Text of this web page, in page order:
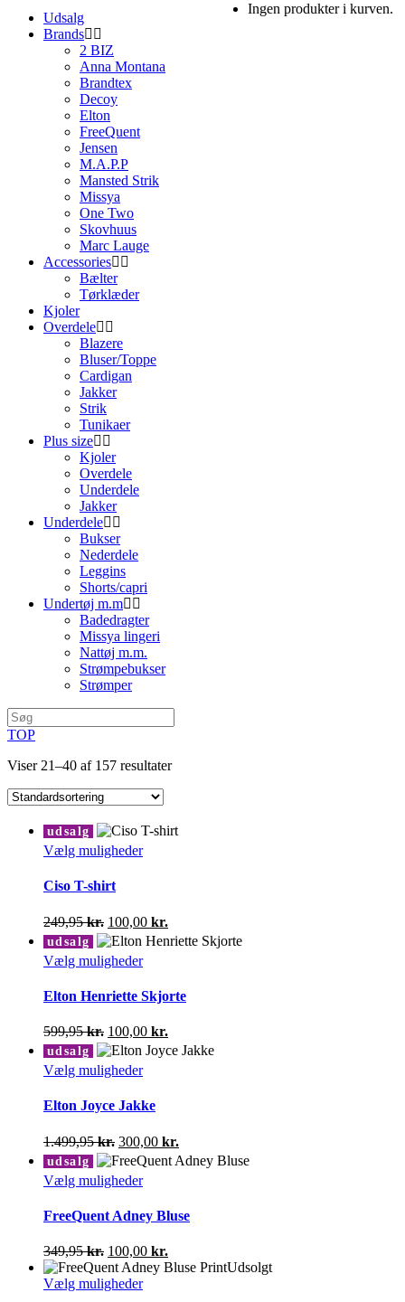
Ingen produkter i kurven.
Udsalg
Brands
2 BIZ
Anna Montana
Brandtex
Decoy
Elton
FreeQuent
Jensen
M.A.P.P
Mansted Strik
Missya
One Two
Skovhuus
Marc Lauge
Accessories
Bælter
Tørklæder
Kjoler
Overdele
Blazere
Bluser/Toppe
Cardigan
Jakker
Strik
Tunikaer
Plus size
Kjoler
Overdele
Underdele
Jakker
Underdele
Bukser
Nederdele
Leggins
Shorts/capri
Undertøj m.m
Badedragter
Missya lingeri
Nattøj m.m.
Strømpebukser
Strømper
TOP
Viser 21–40 af 157 resultater
udsalg
Vælg mulighederDette
varianter.
Mulighederne
kan
vælges
varesiden
Ciso T-shirt
249,95kr. Den
oprindelige
pris
var:
100,00 kr.
aktuelle
udsalg
Vælg mulighederDette
har
flere
varianter.
Mulighederne
kan
vælges
varesiden
Elton Henriette Skjorte
599,95kr. Den
oprindelige
pris
var:
100,00 kr.
aktuelle
udsalg
Vælg mulighederDette
har
varianter.
Mulighederne
kan
vælges
varesiden
Elton Joyce Jakke
1.499,95kr. Den
oprindelige
pris
var:
300,00 kr.
aktuelle
udsalg
Vælg mulighederDette
har
flere
varianter.
Mulighederne
kan
vælges
FreeQuent Adney Bluse
349,95kr. Den
oprindelige
pris
100,00 kr.
aktuelle
Udsolgt
Vælg mulighederDette